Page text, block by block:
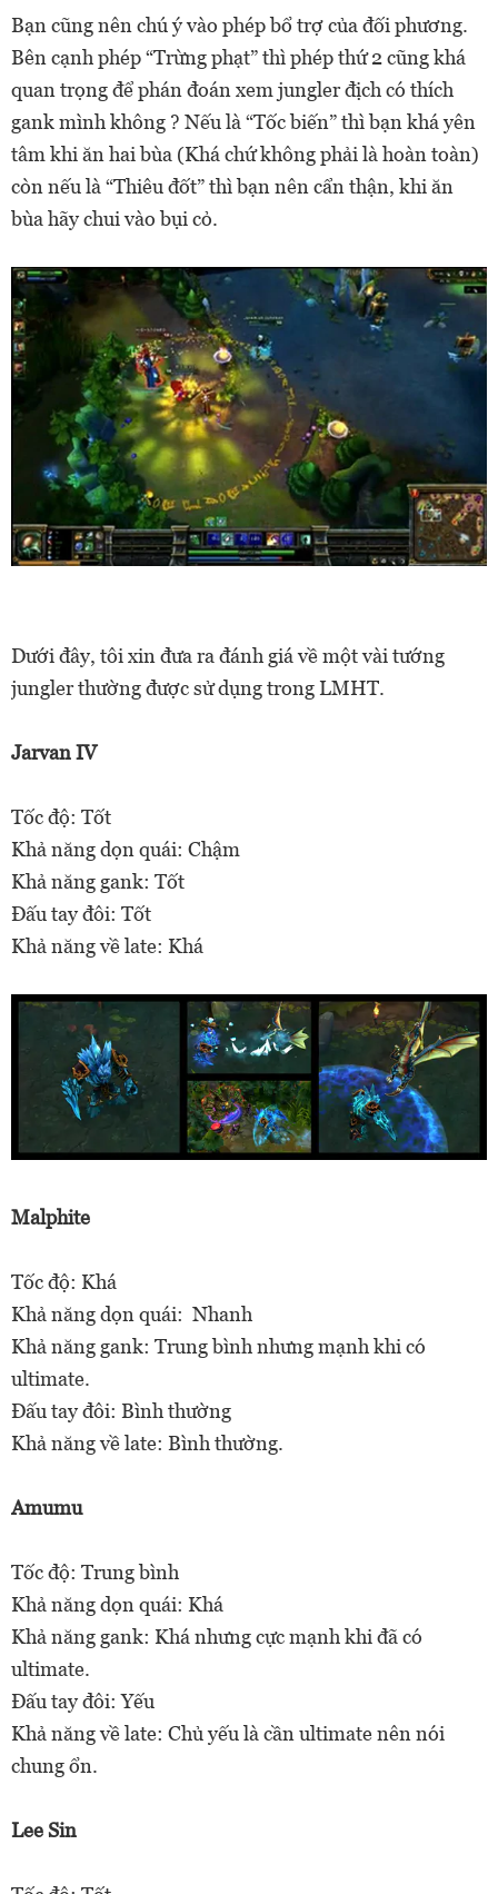
Bạn cũng nên chú ý vào phép bổ trợ của đối phương.
Bên cạnh phép “Trừng phạt” thì phép thứ 2 cũng khá
quan trọng để phán đoán xem jungler địch có thích
gank mình không ? Nếu là “Tốc biến” thì bạn khá yên
tâm khi ăn hai bùa (Khá chứ không phải là hoàn toàn)
còn nếu là “Thiêu đốt” thì bạn nên cẩn thận, khi ăn
bùa hãy chui vào bụi cỏ.
Dưới đây, tôi xin đưa ra đánh giá về một vài tướng
jungler thường được sử dụng trong LMHT.
Jarvan IV
Tốc độ: Tốt
Khả năng dọn quái: Chậm
Khả năng gank: Tốt
Đấu tay đôi: Tốt
Khả năng về late: Khá
Malphite
Tốc độ: Khá
Khả năng dọn quái: Nhanh
Khả năng gank: Trung bình nhưng mạnh khi có
ultimate.
Đấu tay đôi: Bình thường
Khả năng về late: Bình thường.
Amumu
Tốc độ: Trung bình
Khả năng dọn quái: Khá
Khả năng gank: Khá nhưng cực mạnh khi đã có
ultimate.
Đấu tay đôi: Yếu
Khả năng về late: Chủ yếu là cần ultimate nên nói
chung ổn.
Lee Sin